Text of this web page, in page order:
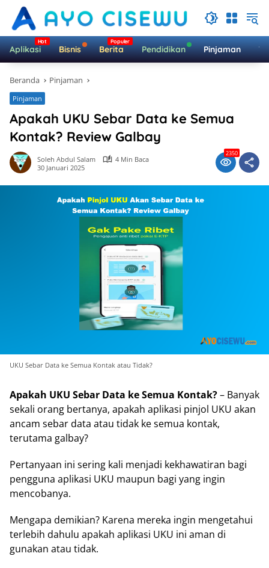
Langsung
konten
Aplikasi Bisnis Berita Pendidikan Pinjaman
Beranda Pinjaman
Pinjaman
Apakah UKU Sebar Data ke Semua
Kontak? Review Galbay
Soleh Abdul Salam
4 Min Baca
30 Januari 2025
2350
UKU Sebar Data ke Semua Kontak atau Tidak?
Apakah UKU Sebar Data ke Semua Kontak?– Banyak
sekali orang bertanya, apakah aplikasi pinjol UKU akan
ancam sebar data atau tidak ke semua kontak,
terutama galbay?
Pertanyaan ini sering kali menjadi kekhawatiran bagi
pengguna aplikasi UKU maupun bagi yang ingin
mencobanya.
Mengapa demikian? Karena mereka ingin mengetahui
terlebih dahulu apakah aplikasi UKU ini aman di
gunakan atau tidak.